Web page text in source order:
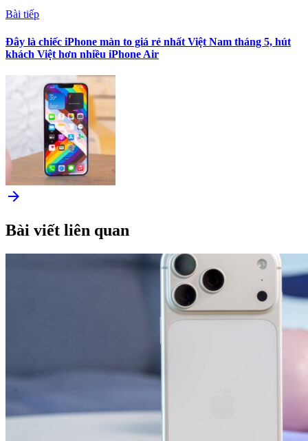
Bài tiếp
Đây là chiếc iPhone màn to giá rẻ nhất Việt Nam tháng 5, hút
khách Việt hơn nhiều iPhone Air
arrow_forward
Bài viết liên quan